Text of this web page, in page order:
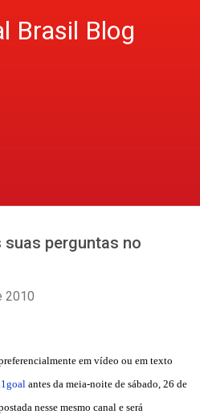
Brasil Blog
suas perguntas no
2010
em vídeo ou em texto
antes da meia-noite de sábado, 26 de
nesse mesmo canal e será